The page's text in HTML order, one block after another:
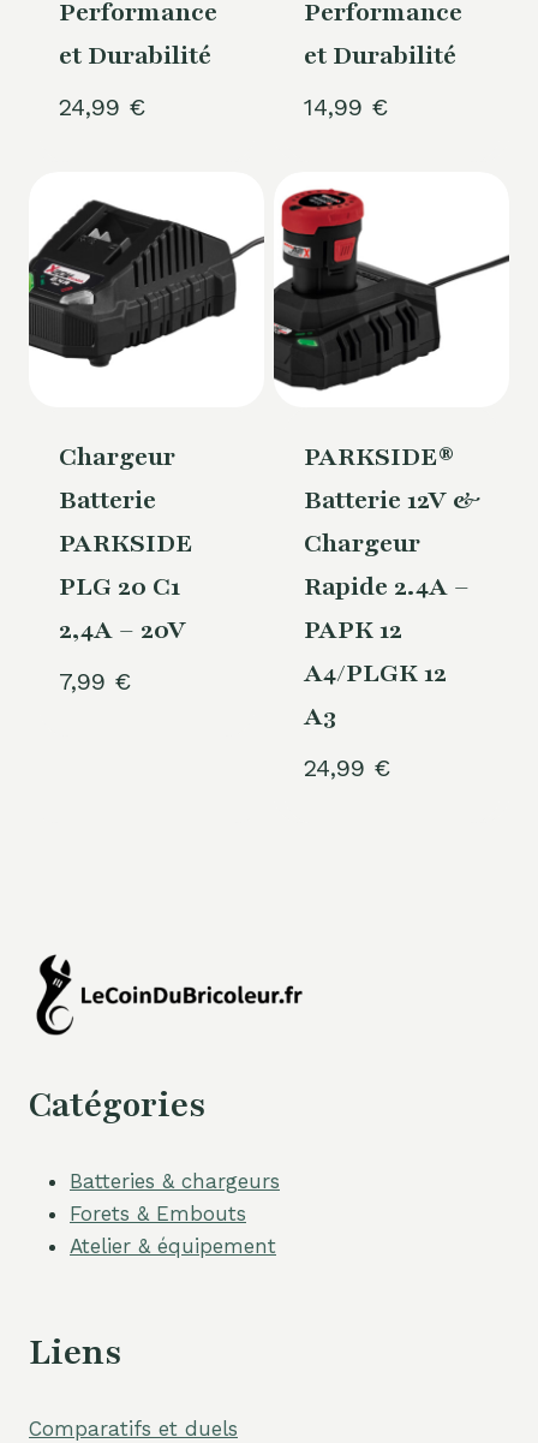
Performance
et Durabilité
24,99 €
Performance
et Durabilité
14,99 €
Chargeur
Batterie
PARKSIDE
PLG 20 C1
2,4A – 20V
7,99 €
PARKSIDE®
Batterie 12V &
Chargeur
Rapide 2.4A –
PAPK 12
A4/PLGK 12
A3
24,99 €
Catégories
Batteries & chargeurs
Forets & Embouts
Atelier & équipement
Liens
Comparatifs et duels